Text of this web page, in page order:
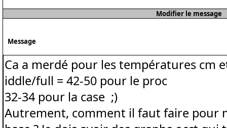
Modifier le message
Message